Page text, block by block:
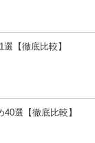
【徹底比較】
選【徹底比較】